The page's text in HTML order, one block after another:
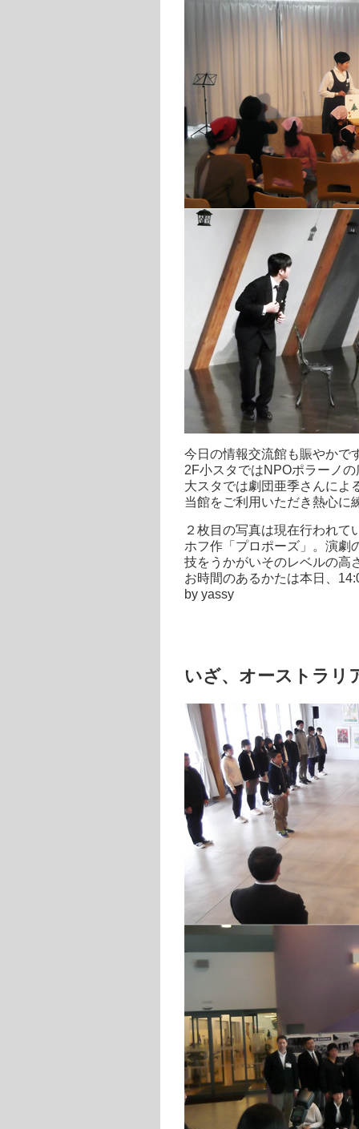
今日の情報交流館も賑やかで
2F小スタではNPOポラーノ
大スタでは劇団亜季さんによ
当館をご利用いただき熱心に
２枚目の写真は現在行われて
ホフ作「プロポーズ」。演劇
技をうかがいそのレベルの高
お時間のあるかたは本日、
by yassy
いざ、オーストラリ